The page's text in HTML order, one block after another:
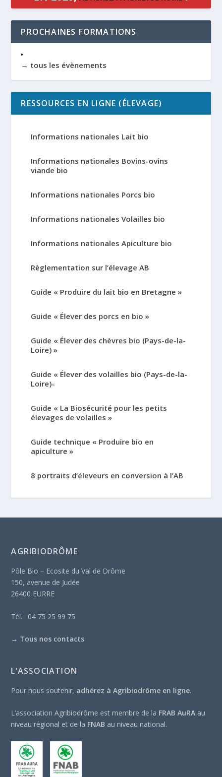
PROCHAINES FORMATIONS
→ tous les évènements
RESSOURCES EN LIGNE (ÉLEVAGE)
Informations nationales Lait bio
Informations nationales Bovins-ovins
viande bio
Informations nationales Porcs bio
Informations nationales Volailles bio
Informations nationales Apiculture bio
Règlementation sur l’élevage AB
Guide « Produire du lait bio en Bretagne »
Guide « Élever des porcs en bio »
Guide « Élever des chèvres bio (Pays-de-la-
Loire) »
Guide « Élever des volailles bio (Pays-de-la-
Loire)«
Guide « La Biosécurité pour les petits
élevages de volailles »
Guide technique « Produire bio en
apiculture »
8 portraits d’éleveurs en conversion à l’AB
AGRIBIODRÔME
Pôle Bio – Ecosite du Val de Drôme
150, avenue de Judée
26400 EURRE
Tél. : 04 75 25 99 75
→ Tous nos contacts
L’ASSOCIATION
Pour nous soutenir, adhérez à Agribiodrôme en ligne.
L’association Agribiodrôme est membre de la FRAB AuRA au
niveau régional et de la FNAB au niveau national.